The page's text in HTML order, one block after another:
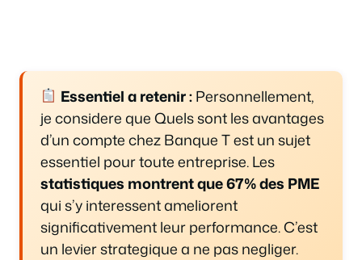
Essentiel a retenir :Personnellement,
je considere que Quels sont les avantages
d’un compte chez Banque T est un sujet
essentiel pour toute entreprise. Les
statistiques montrent que 67% des PME
qui s’y interessent ameliorent
significativement leur performance. C’est
un levier strategique a ne pas negliger.